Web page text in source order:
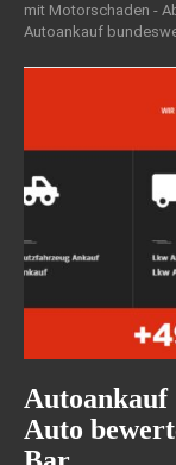
mit Motorschaden -
Auto